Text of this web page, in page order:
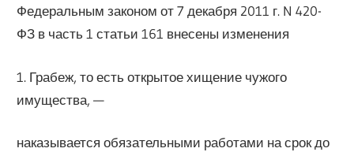
Федеральным законом от 7 декабря 2011 г. N 420-
ФЗ в часть 1 статьи 161 внесены изменения
1. Грабеж, то есть открытое хищение чужого
имущества, —
наказывается обязательными работами на срок до